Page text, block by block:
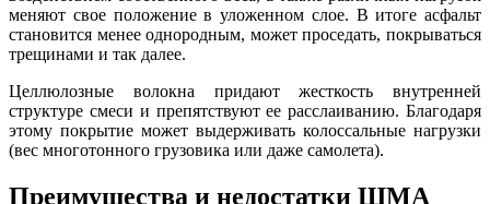
меняют свое положение в уложенном слое. В итоге асфальт
становится менее однородным, может проседать, покрываться
трещинами и так далее.
Целлюлозные волокна придают жесткость внутренней
структуре смеси и препятствуют ее расслаиванию. Благодаря
этому покрытие может выдерживать колоссальные нагрузки
(вес многотонного грузовика или даже самолета).
Преимущества и недостатки ЩМА